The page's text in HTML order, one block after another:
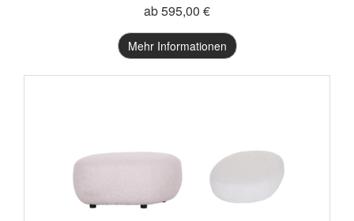
ab 595,00 €
Mehr Informationen